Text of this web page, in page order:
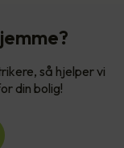
så hjelper vi
din bolig!